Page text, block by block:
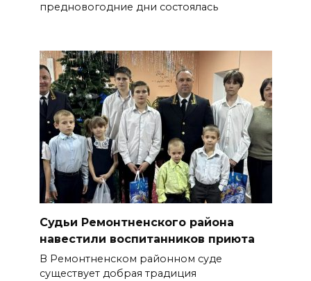
предновогодние дни состоялась
Судьи Ремонтненского района
навестили воспитанников приюта
В Ремонтненском районном суде
существует добрая традиция